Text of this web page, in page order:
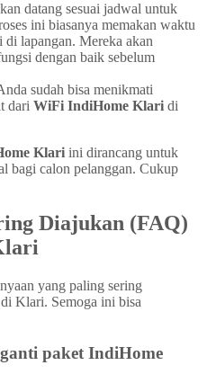
datang sesuai jadwal untuk
ini biasanya memakan waktu
lapangan. Mereka akan
dengan baik sebelum
sudah bisa menikmati
dari WiFi IndiHome Klari di
Klari ini dirancang untuk
bagi calon pelanggan. Cukup
Diajukan (FAQ)
yang paling sering
Klari. Semoga ini bisa
paket IndiHome